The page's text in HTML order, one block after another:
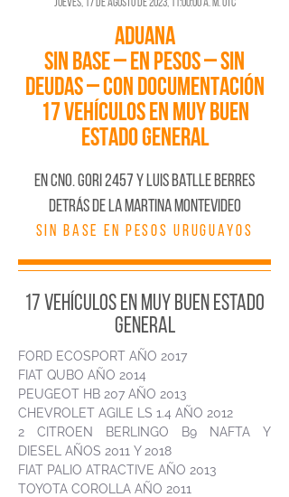
jueves, 17 de agosto de 2023, 11:00:00 a. m. UTC
ADUANA
SIN BASE – EN PESOS – SIN
DEUDAS – CON DOCUMENTACIÓN
17 VEHÍCULOS EN MUY BUEN
ESTADO GENERAL
En CNO. GORI 2457 Y LUIS BATLLE BERRES
DETRÁS DE LA MARTINA MONTEVIDEO
SIN BASE EN PESOS URUGUAYOS
17 VEHÍCULOS EN MUY BUEN ESTADO
GENERAL
FORD ECOSPORT AÑO 2017
FIAT QUBO AÑO 2014
PEUGEOT HB 207 AÑO 2013
CHEVROLET AGILE LS 1.4 AÑO 2012
2 CITROEN BERLINGO B9 NAFTA Y
DIESEL AÑOS 2011 Y 2018
FIAT PALIO ATRACTIVE AÑO 2013
TOYOTA COROLLA AÑO 2011